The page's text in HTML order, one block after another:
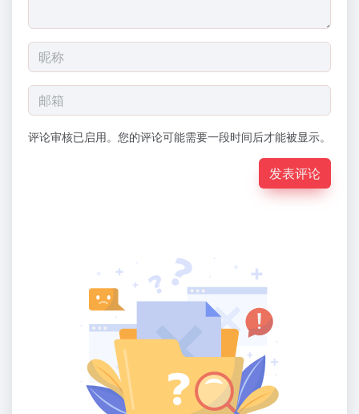
评论审核已启用。您的评论可能需要一段时间后才能被显示。
发表评论